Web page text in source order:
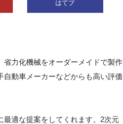
はてブ
力化機械をオーダーメイドで製作
動車メーカーなどからも高い評価
適な提案をしてくれます。2次元